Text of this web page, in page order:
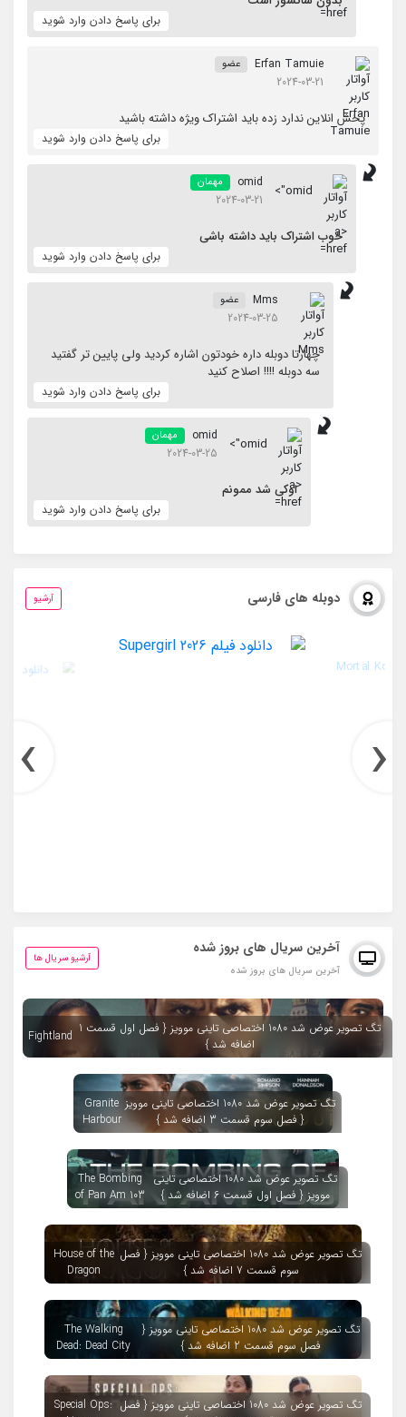
برای پاسخ دادن وارد شوید
Erfan Tamuie عضو
2024-03-21
پخش انلاین ندارد زده باید اشتراک ویژه داشته باشید
برای پاسخ دادن وارد شوید
omid">
omid مهمان
2024-03-21
خوب اشتراک باید داشته باشی
برای پاسخ دادن وارد شوید
Mms عضو
2024-03-25
چهارتا دوبله داره خودتون اشاره کردید ولی پایین تر گفتید
سه دوبله !!!! اصلاح کنید
برای پاسخ دادن وارد شوید
omid">
omid مهمان
2024-03-25
اوکی شد ممونم
برای پاسخ دادن وارد شوید
دوبله های فارسی آرشیو
‹
›
آخرین سریال های بروز شده
آخرین سریال های بروز شده
آرشیو سریال ها
تگ تصویر عوض شد 1080 اختصاصی تاینی موویز { فصل اول قسمت 1
اضافه شد }
Fightland
تگ تصویر عوض شد 1080 اختصاصی تاینی موویز
{ فصل سوم قسمت 3 اضافه شد }
Granite
Harbour
تگ تصویر عوض شد 1080 اختصاصی تاینی
موویز { فصل اول قسمت 6 اضافه شد }
The Bombing
of Pan Am 103
تگ تصویر عوض شد 1080 اختصاصی تاینی موویز { فصل
سوم قسمت 7 اضافه شد }
House of the
Dragon
تگ تصویر عوض شد 1080 اختصاصی تاینی موویز {
فصل سوم قسمت 2 اضافه شد }
The Walking
Dead: Dead City
تگ تصویر عوض شد 1080 اختصاصی تاینی موویز { فصل Special Ops: